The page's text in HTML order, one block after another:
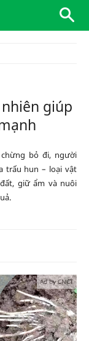
giúp
bỏ đi, người
trấu hun – loại vật
giữ ẩm và nuôi
Ad by CNCT